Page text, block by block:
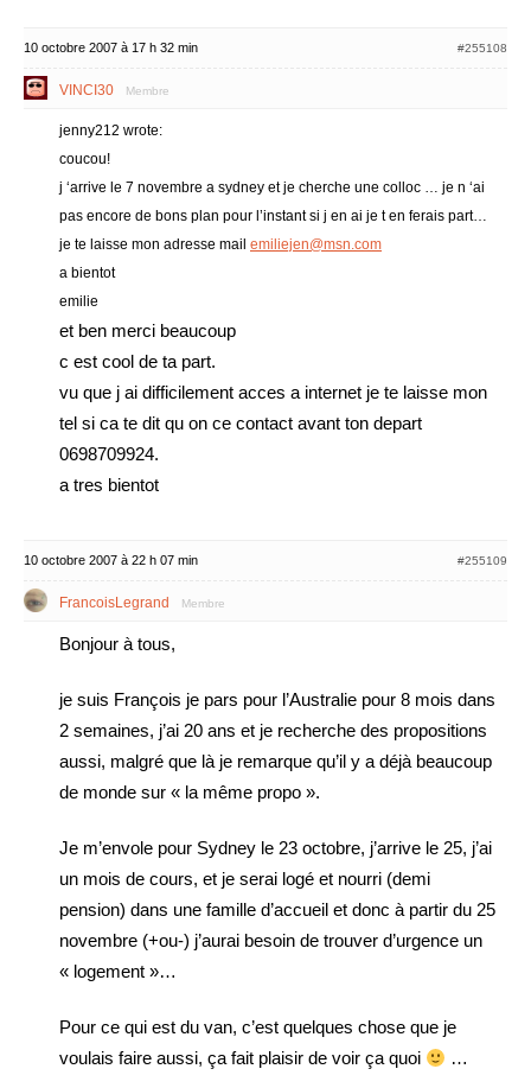
10 octobre 2007 à 17 h 32 min #255108
VINCI30 Membre
jenny212 wrote:
coucou!
j ‘arrive le 7 novembre a sydney et je cherche une colloc … je n ‘ai
pas encore de bons plan pour l’instant si j en ai je t en ferais part…
je te laisse mon adresse mail emiliejen@msn.com
a bientot
emilie
et ben merci beaucoup
c est cool de ta part.
vu que j ai difficilement acces a internet je te laisse mon
tel si ca te dit qu on ce contact avant ton depart
0698709924.
a tres bientot
10 octobre 2007 à 22 h 07 min #255109
FrancoisLegrand Membre
Bonjour à tous,
je suis François je pars pour l’Australie pour 8 mois dans
2 semaines, j’ai 20 ans et je recherche des propositions
aussi, malgré que là je remarque qu’il y a déjà beaucoup
de monde sur « la même propo ».
Je m’envole pour Sydney le 23 octobre, j’arrive le 25, j’ai
un mois de cours, et je serai logé et nourri (demi
pension) dans une famille d’accueil et donc à partir du 25
novembre (+ou-) j’aurai besoin de trouver d’urgence un
« logement »…
Pour ce qui est du van, c’est quelques chose que je
voulais faire aussi, ça fait plaisir de voir ça quoi
…